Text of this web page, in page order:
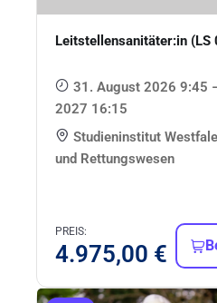
Leitstellensanitäter:in
31. August 2026 9:45
2027 16:15
Studieninstitut
und Rettungswesen
PREIS:
4.975,00 €